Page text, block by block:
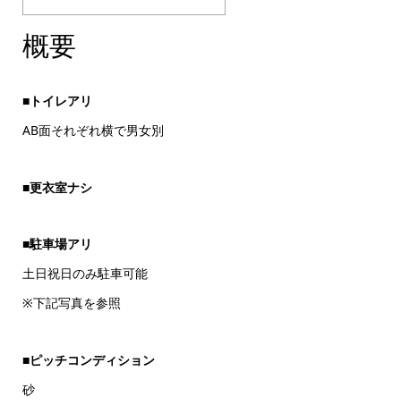
概要
■トイレアリ
AB面それぞれ横で男女別
■更衣室ナシ
■駐車場アリ
土日祝日のみ駐車可能
※下記写真を参照
■ピッチコンディション
砂